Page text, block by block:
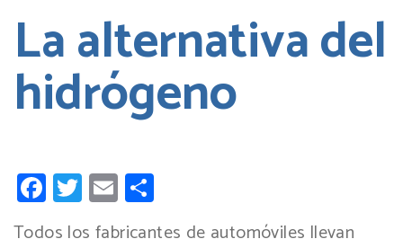
La alternativa del
hidrógeno
Facebook
Twitter
Email
Todos los fabricantes de automóviles llevan